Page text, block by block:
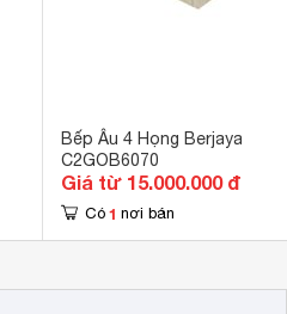
Bếp Âu 4 Họng Berjaya
C2GOB6070
Giá từ 15.000.000 đ
Có 1 nơi bán